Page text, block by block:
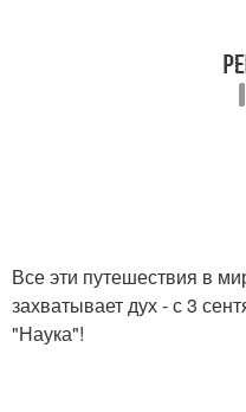
Все эти путешествия в
захватывает дух - с 3
"Наука"!